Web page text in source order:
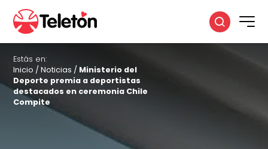
Estás en:
Inicio /Noticias / Ministerio del
Deporte premia a deportistas
destacados en ceremonia Chile
Compite